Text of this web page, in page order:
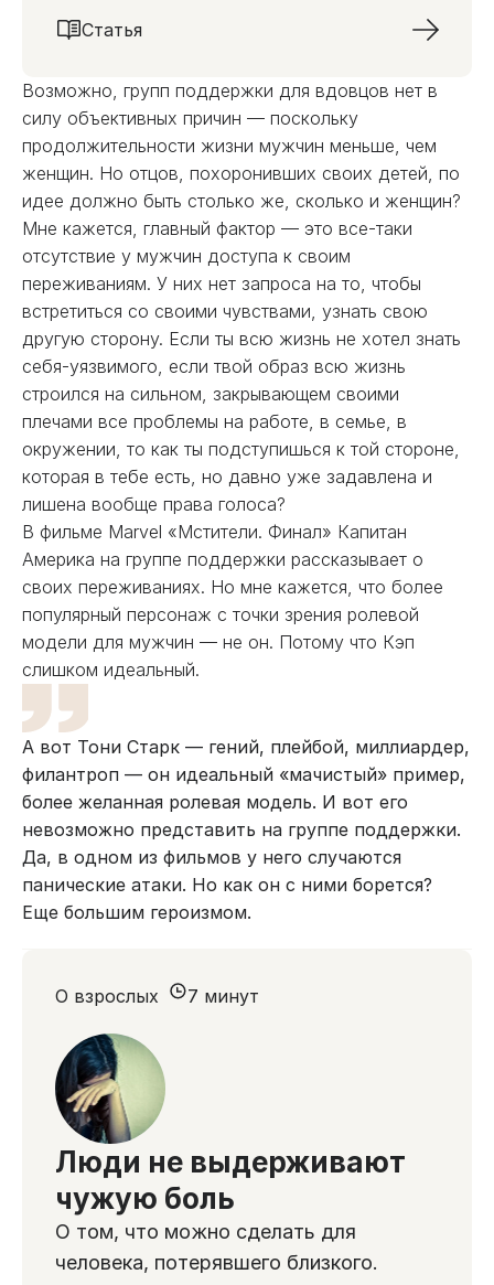
Статья
Возможно, групп поддержки для вдовцов нет в
силу объективных причин — поскольку
продолжительности жизни мужчин меньше, чем
женщин. Но отцов, похоронивших своих детей, по
идее должно быть столько же, сколько и женщин?
Мне кажется, главный фактор — это все-таки
отсутствие у мужчин доступа к своим
переживаниям. У них нет запроса на то, чтобы
встретиться со своими чувствами, узнать свою
другую сторону. Если ты всю жизнь не хотел знать
себя-уязвимого, если твой образ всю жизнь
строился на сильном, закрывающем своими
плечами все проблемы на работе, в семье, в
окружении, то как ты подступишься к той стороне,
которая в тебе есть, но давно уже задавлена и
лишена вообще права голоса?
В фильме Marvel «Мстители. Финал» Капитан
Америка на группе поддержки рассказывает о
своих переживаниях. Но мне кажется, что более
популярный персонаж с точки зрения ролевой
модели для мужчин — не он. Потому что Кэп
слишком идеальный.
А вот Тони Старк — гений, плейбой, миллиардер,
филантроп — он идеальный «мачистый» пример,
более желанная ролевая модель. И вот его
невозможно представить на группе поддержки.
Да, в одном из фильмов у него случаются
панические атаки. Но как он с ними борется?
Еще большим героизмом.
Люди не выдерживают
чужую боль
О том, что можно сделать для
человека, потерявшего близкого.
О взрослых 7 минут